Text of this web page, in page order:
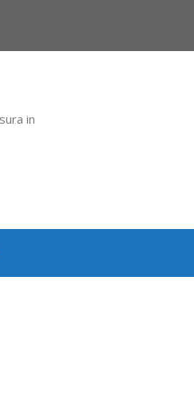
in